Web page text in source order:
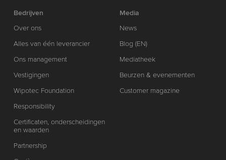
Bedrijven
Over ons
Alles van één leverancier
Ons management
Vestigingen
Wipotec Foundation
Responsibility
Certificaten, onderscheidingen
en waarden
Partnership
Media
News
Blog (EN)
Mediatheek
Beurzen & evenementen
Customer magazine